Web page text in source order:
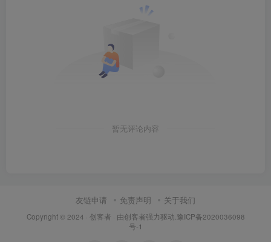
暂无评论内容
友链申请 免责声明 关于我们
Copyright © 2024 · 创客者 · 由创客者强力驱动. 豫ICP备2020036098
号-1